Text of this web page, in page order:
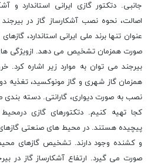
جانبی. دتکتور گازی ایرانی استاندارد و
اصالت، نحوه نصب آشکارساز گاز در
عنوان تنها برند ملی ایرانی استاندارد،
صورت همزمان تشخیص می دهد. ازویژگی های
بیرجند می توان به موارد زیر اشاره کرد.
همزمان گاز شهری و گاز مونوکسید،
نصب به صورت دیواری، گارانتی. دسته بندی
کجا تهیه کنیم. دتکتورهای گازی
پیچیده هستند. در محیط های صنعتی
و کشنده وجود دارند. تشخیص گازهای
صورت می گیرد. ارتفاع آشکارساز گاز در